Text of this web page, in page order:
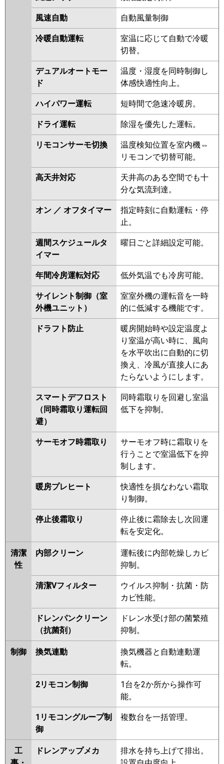
ERMP80SFV PMZX-ERMP80SFR
PMZX-ERMP80SFER
RCIS-GP80RSHPJ9
GP80RSHPJ8
RCIS-GP80RSHPJ6 RCIS-
GP80RSHPJ5 RCIS-GP80RSHPJ4
RCIS-GP80RSHPJ3
三菱重工
FDTSV805HKP5SA
FDTSV805HKP5S
パナソニック
風速自動 自動風量制御
冷暖自動運転
室温に応じて自動で冷暖
切替。
デュアルオートモー
ド
温度・湿度を同時制御し
体感快適性向上。
ハイパワー運転 短時間で急速冷暖房。
ドライ運転 除湿を優先した運転。
リモコンサーモ切換
温度検知位置を室内機⇔
リモコンで切替可能。
高天井対応
天井高のある空間でも十
分な気流到達。
オン ／ オフタイマー
指定時刻に自動運転・停
止。
週間スケジュールタ
イマー
曜日ごと詳細設定可能。
年間冷房運転対応 低外気温でも冷房可能。
サイレント制御（室
外機ユニット）
室室外機の運転音を一時
的に低減する機能です。
ドラフト防止
暖房開始時や設定温度よ
り室温が高い時に、風向
を水平吹出に自動的に切
換え、冷風が直接人にあ
たらないようにします。
スマートデフロスト
（同時霜取り運転回
避）
同時霜取りを回避し室温
低下を抑制。
サーモオフ時霜取り
サーモオフ時に霜取りを
行うことで室温低下を抑
制します。
暖房プレヒート
快適性を損なわない霜取
り制御。
停止後霜取り
停止後に霜除去し次回運
転を安定化。
清潔
性
内部クリーン
運転後に内部乾燥しカビ
抑制。
清潔Vフィルター
ウイルス抑制・抗菌・防
カビ性能。
ドレンパンクリーン
（抗菌剤）
ドレン水受け部の菌繁殖
抑制。
制御 換気連動
換気機器と自動連動運
転。
2リモコン制御
1台を2か所から操作可
能。
1リモコングループ制
御
複数台を一括管理。
工
ドレンアップメカ
排水を持ち上げて排出。